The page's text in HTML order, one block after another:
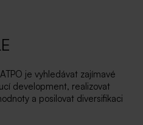
je vyhledávat zajímavé
development, realizovat
a posilovat diversifikaci